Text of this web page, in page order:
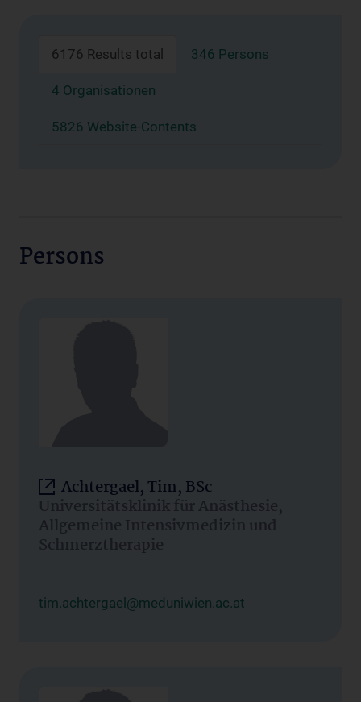
6176 Results total 346 Persons
4 Organisationen
5826 Website-Contents
Persons
Achtergael, Tim, BSc
Universitätsklinik für Anästhesie,
Allgemeine Intensivmedizin und
Schmerztherapie
tim.achtergael@meduniwien.ac.at